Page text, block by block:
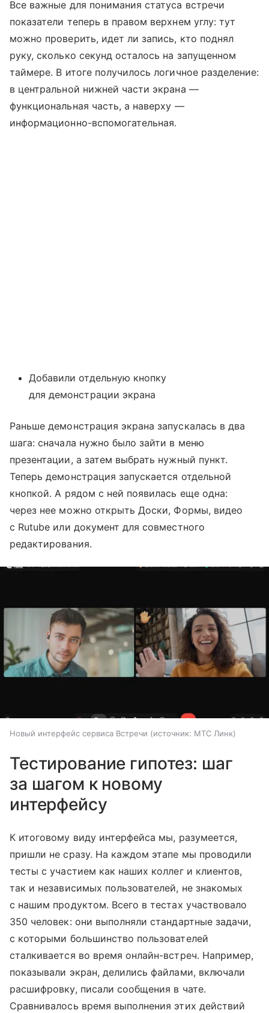
Все важные для понимания статуса встречи
показатели теперь в правом верхнем углу: тут
можно проверить, идет ли запись, кто поднял
руку, сколько секунд осталось на запущенном
таймере. В итоге получилось логичное разделение:
в центральной нижней части экрана —
функциональная часть, а наверху —
информационно-вспомогательная.
Добавили отдельную кнопку
для демонстрации экрана
Раньше демонстрация экрана запускалась в два
шага: сначала нужно было зайти в меню
презентации, а затем выбрать нужный пункт.
Теперь демонстрация запускается отдельной
кнопкой. А рядом с ней появилась еще одна:
через нее можно открыть Доски, Формы, видео
с Rutube или документ для совместного
редактирования.
Новый интерфейс сервиса Встречи источник: МТС Линк
Тестирование гипотез: шаг
за шагом к новому
интерфейсу
К итоговому виду интерфейса мы, разумеется,
пришли не сразу. На каждом этапе мы проводили
тесты с участием как наших коллег и клиентов,
так и независимых пользователей, не знакомых
с нашим продуктом. Всего в тестах участвовало
350 человек: они выполняли стандартные задачи,
с которыми большинство пользователей
сталкивается во время онлайн-встреч. Например,
показывали экран, делились файлами, включали
расшифровку, писали сообщения в чате.
Сравнивалось время выполнения этих действий